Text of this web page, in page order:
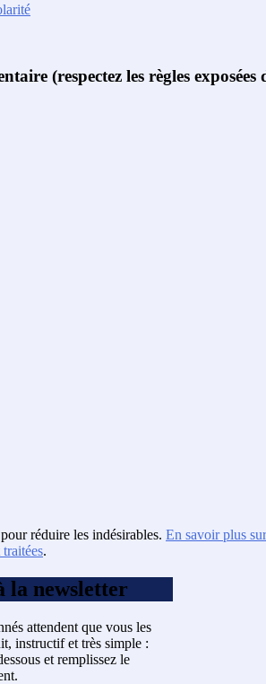
(respectez les règles
réduire les indésirables. En savoir plus
.
la newsletter
attendent que vous les
instructif et très simple :
et remplissez le